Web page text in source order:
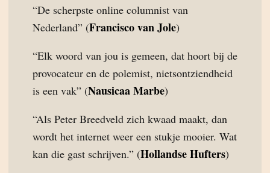
“De scherpste online columnist van
Nederland” (Francisco van Jole)
“Elk woord van jou is gemeen, dat hoort bij de
provocateur en de polemist, nietsontziendheid
is een vak” (Nausicaa Marbe)
“Als Peter Breedveld zich kwaad maakt, dan
wordt het internet weer een stukje mooier. Wat
kan die gast schrijven.” (Hollandse Hufters)